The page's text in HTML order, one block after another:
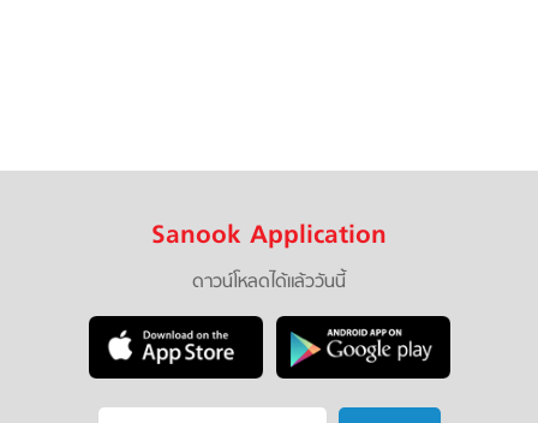
Sanook Application
ดาวน์โหลดได้แล้ววันนี้